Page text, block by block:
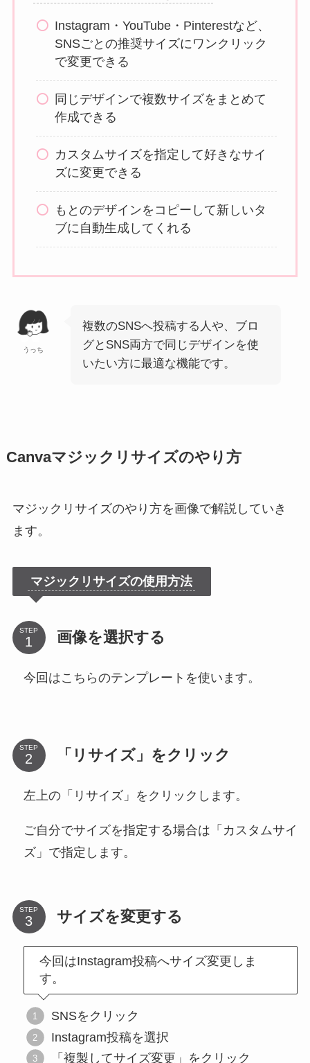
Instagram・YouTube・Pinterestなど、
SNSごとの推奨サイズにワンクリック
で変更できる
同じデザインで複数サイズをまとめて
作成できる
カスタムサイズを指定して好きなサイ
ズに変更できる
もとのデザインをコピーして新しいタ
ブに自動生成してくれる
うっち
複数のSNSへ投稿する人や、ブロ
グとSNS両方で同じデザインを使
いたい方に最適な機能です。
Canvaマジックリサイズのやり方
マジックリサイズのやり方を画像で解説していき
ます。
マジックリサイズの使用方法
STEP 画像を選択する
今回はこちらのテンプレートを使います。
STEP 「リサイズ」をクリック
左上の「リサイズ」をクリックします。
ご自分でサイズを指定する場合は「カスタムサイ
ズ」で指定します。
STEP サイズを変更する
今回はInstagram投稿へサイズ変更しま
す。
SNSをクリック
Instagram投稿を選択
「複製してサイズ変更」をクリック